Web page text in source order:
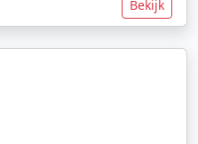
Bekijk